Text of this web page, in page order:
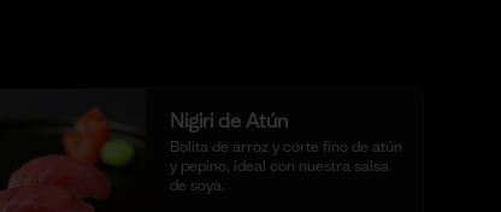
Nigiri de Atún
Bolita de arroz y corte fino de atún
y pepino, ideal con nuestra salsa
de soya.